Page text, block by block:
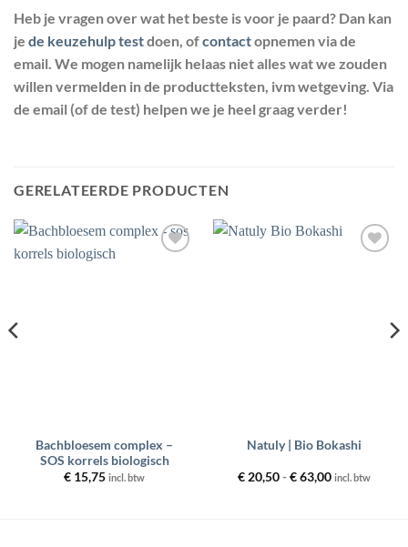
Heb je vragen over wat het beste is voor je paard? Dan kan
je de keuzehulp testdoen, ofcontactopnemen via de
email. We mogen namelijk helaas niet alles wat we zouden
willen vermelden in de productteksten, ivm wetgeving. Via
de email (of de test) helpen we je heel graag verder!
GERELATEERDE PRODUCTEN
Bachbloesem complex –
SOS korrels biologisch
€ 15,75 incl. btw
Natuly | Bio Bokashi
€20,50 - €63,00Prijsklasse:
incl. btw